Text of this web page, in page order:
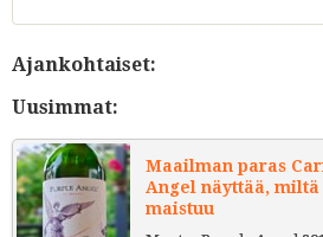
Ajankohtaiset:
Uusimmat:
Maailman paras
Angel näyttää,
maistuu